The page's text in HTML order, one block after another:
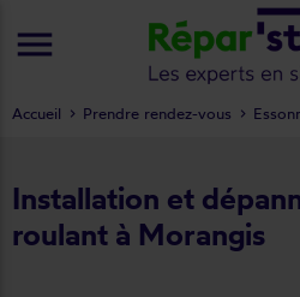
Installation et
roulant à Morangis
Accueil Prendre rendez-vous
menu